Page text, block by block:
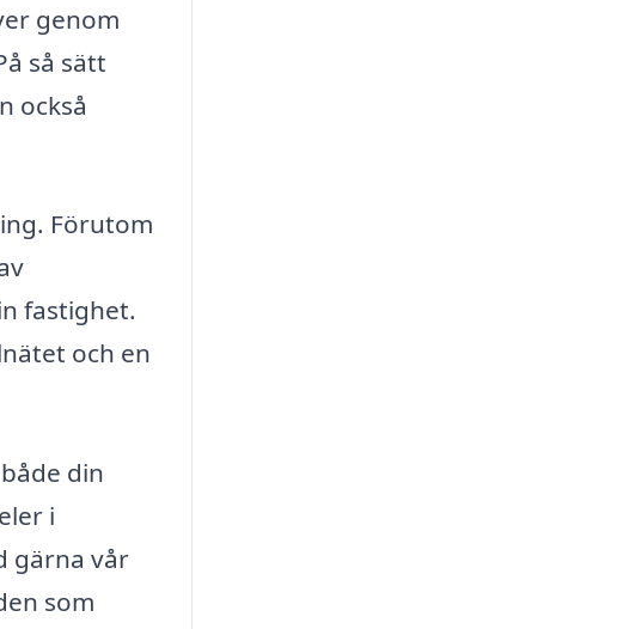
genom
så sätt
också
Förutom
fastighet.
och en
din
i
gärna vår
som